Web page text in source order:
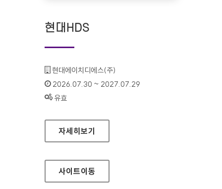
현대HDS
기관명 :
현대에이치디에스(주)
인증기간 :
2026.07.30 ~ 2027.07.29
상태 :
유효
현대HDS
자세히보기
사이트이동